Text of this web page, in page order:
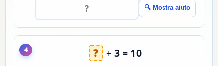
🔍 Mostra aiuto
4 ? + 3 = 10